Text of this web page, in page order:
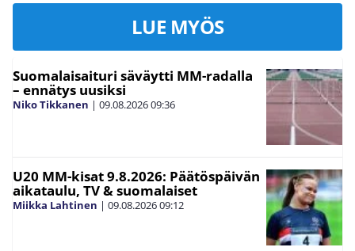
LUE MYÖS
Suomalaisaituri säväytti MM-radalla
– ennätys uusiksi
Niko Tikkanen | 09.08.202609:36
U20 MM-kisat 9.8.2026: Päätöspäivän
aikataulu, TV & suomalaiset
Miikka Lahtinen | 09.08.202609:12